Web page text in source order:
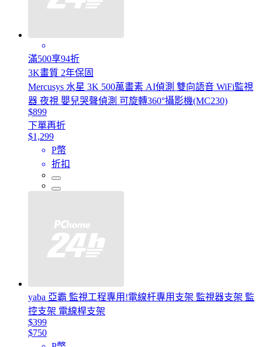
滿500享94折
3K畫質 2年保固
Mercusys 水星 3K 500萬畫素 AI偵測 雙向語音 WiFi監視
器 夜視 嬰兒哭聲偵測 可旋轉360°攝影機(MC230)
$899
下單再折
$1,299
P幣
折扣
yaba 亞霸 監視工程專用!電線杆專用支架 監視器支架 監
控支架 電線桿支架
$399
$750